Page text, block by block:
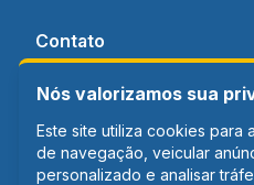
Contato
Nós valorizamos sua
Este site utiliza cookies para
de navegação, veicular
personalizado e analisar